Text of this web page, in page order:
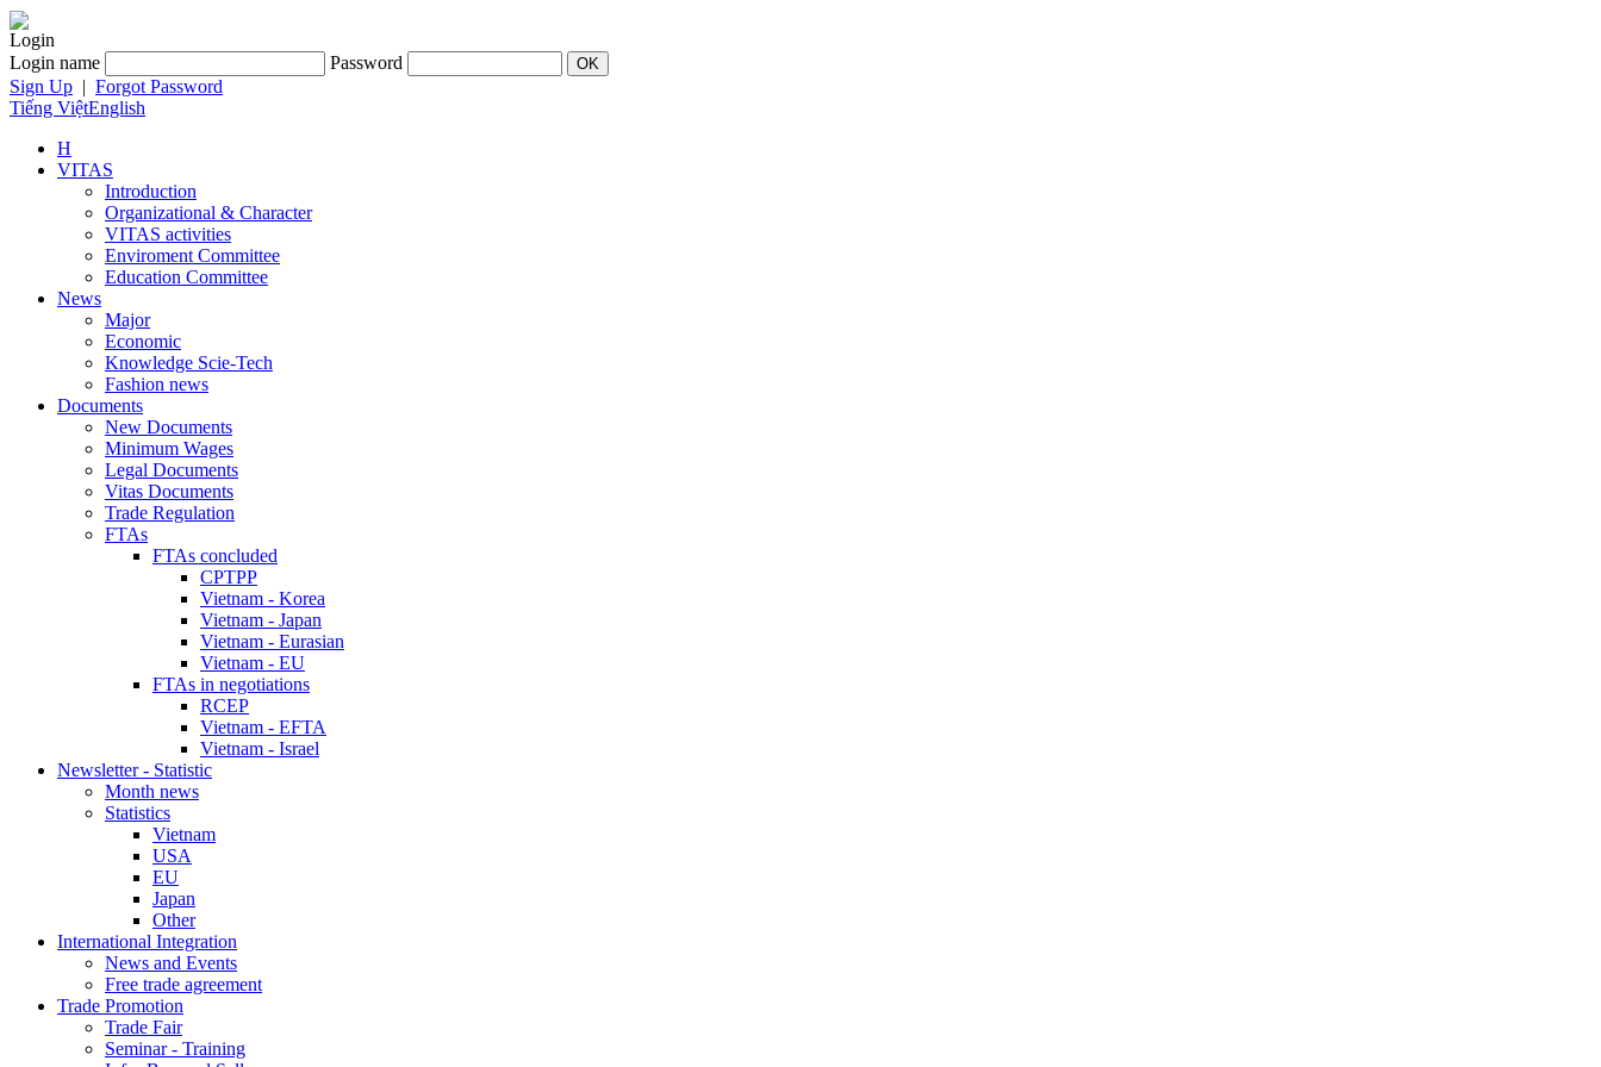
Login
Login name
Password
Sign Up | Forgot Password
Tiếng ViệtEnglish
H
VITAS
Introduction
Organizational & Character
VITAS activities
Enviroment Committee
Education Committee
News
Major
Economic
Knowledge Scie-Tech
Fashion news
Documents
New Documents
Minimum Wages
Legal Documents
Vitas Documents
Trade Regulation
FTAs
FTAs concluded
CPTPP
Vietnam - Korea
Vietnam - Japan
Vietnam - Eurasian
Vietnam - EU
FTAs in negotiations
RCEP
Vietnam - EFTA
Vietnam - Israel
Newsletter - Statistic
Month news
Statistics
Vietnam
USA
EU
Japan
Other
International Integration
News and Events
Free trade agreement
Trade Promotion
Trade Fair
Seminar - Training